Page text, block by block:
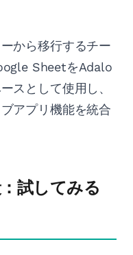
から移行するチー
SheetをAdalo
スとして使用し、
アプリ機能を統合
試してみる